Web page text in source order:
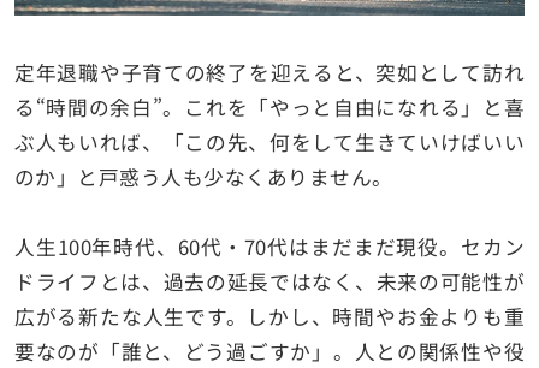
定年退職や子育ての終了を迎えると、突如として訪れ
る“時間の余白”。これを「やっと自由になれる」と喜
ぶ人もいれば、「この先、何をして生きていけばいい
のか」と戸惑う人も少なくありません。
人生100年時代、60代・70代はまだまだ現役。セカン
ドライフとは、過去の延長ではなく、未来の可能性が
広がる新たな人生です。しかし、時間やお金よりも重
要なのが「誰と、どう過ごすか」。人との関係性や役